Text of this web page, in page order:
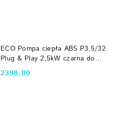
ECO Pompa ciepła ABS P3,5/32
Plug & Play 2,5kW czarna do
basenu 10m3
Cena:
2398.00
DO KOSZYKA